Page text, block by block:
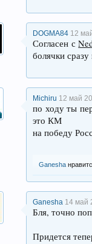
DOGMA84 12
Согласен с
болячки
Michiru 12 май
по ходу ты
это КМ
на победу
Ganesha
Ganesha 14 май
Бля, точно
Придется